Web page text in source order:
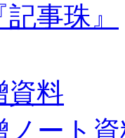
事珠』
資料
ノート